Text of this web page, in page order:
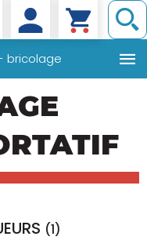
bricolage
(1)